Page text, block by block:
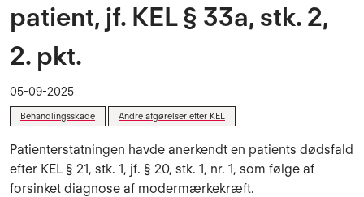
patient, jf. KEL § 33a, stk. 2,
2. pkt.
05-09-2025
Behandlingsskade Andre afgørelser efter KEL
Patienterstatningen havde anerkendt en patients dødsfald
efter KEL § 21, stk. 1, jf. § 20, stk. 1, nr. 1, som følge af
forsinket diagnose af modermærkekræft.